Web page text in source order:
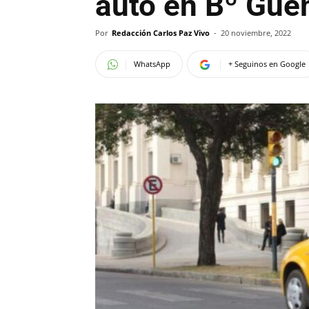
Por Redacción Carlos Paz Vivo - 20 noviembre, 2022
WhatsApp + Seguinos en Google